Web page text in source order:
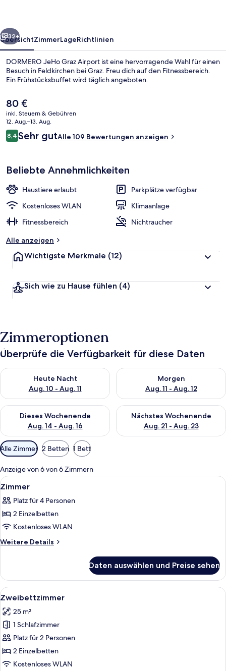
Weiter
32+
ÜbersichtZimmerLageRichtlinien
DORMERO JeHo Graz Airport ist eine hervorragende Wahl für einen
Besuch in Feldkirchen bei Graz. Freu dich auf den Fitnessbereich.
Ein Frühstücksbuffet wird täglich angeboten.
Der
aktuelle
Preis
beträgt
80 €.
80 €
inkl. Steuern & Gebühren
12. Aug.–13. Aug.
Bewertungen
8,48,4 von 10.
Sehr gutAlle 109 Bewertungen anzeigen
Beliebte Annehmlichkeiten
Haustiere erlaubt
Parkplätze verfügbar
Kostenloses WLAN
Klimaanlage
Fitnessbereich
Nichtraucher
Alle anzeigen
Wichtigste Merkmale (12)
Sich wie zu Hause fühlen (4)
Zimmeroptionen
Überprüfe die Verfügbarkeit für diese Daten
Heute Nacht
Aug. 10 - Aug. 11
Überprüfe die Verfügbarkeit für heute Nacht, Aug. 10 - Aug.
Morgen
Aug. 11 - Aug. 12
Überprüfe die Verfügbarkeit
Dieses Wochenende
Aug. 14 - Aug. 16
Überprüfe die Verfügbarkeit für dieses Wochenende, Aug. 14
Nächstes Wochenende
Aug. 21 - Aug. 23
Überprüfe die Verfügbarkeit
Verfügbare
Filter
für
Zimmer
Alle Zimmer 2 Betten 1 Bett
Anzeige von 6 von 6 Zimmern
Alle
Fotos
für
Zimmer
anzeigen
Ein Hotelzimmer mit einem Bett,
5
Zimmer
Platz für 4 Personen
2 Einzelbetten
Kostenloses WLAN
Weitere Details
Weitere
Daten auswählen und Preise sehen
Alle
Fotos
für
Zweibettzimmer
anzeigen
Ein Hotelzimmer mit zwei Betten,
3
Zweibettzimmer
25 m²
1 Schlafzimmer
Platz für 2 Personen
2 Einzelbetten
Kostenloses WLAN